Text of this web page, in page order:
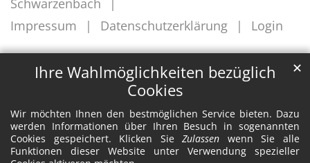
Ihre Wahlmöglichkeiten bezüglich
Cookies
Wir möchten Ihnen den bestmöglichen Service bieten. Dazu
werden Informationen über Ihren Besuch in sogenannten
Cookies gespeichert. Klicken SieZulassen wenn Sie alle
Funktionen dieser Website unter Verwendung spezieller
✕
Impressum
Datenschutzerklärung Login